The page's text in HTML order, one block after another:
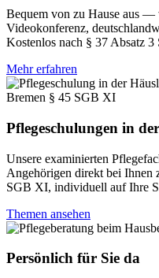
Bequem von zu Hause aus —
Videokonferenz,
Kostenlos nach § 37 Absatz
Mehr erfahren
Pflegeschulungen in
Unsere examinierten
Angehörigen direkt bei
SGB XI, individuell auf Ihre
Themen ansehen
Persönlich für Sie da